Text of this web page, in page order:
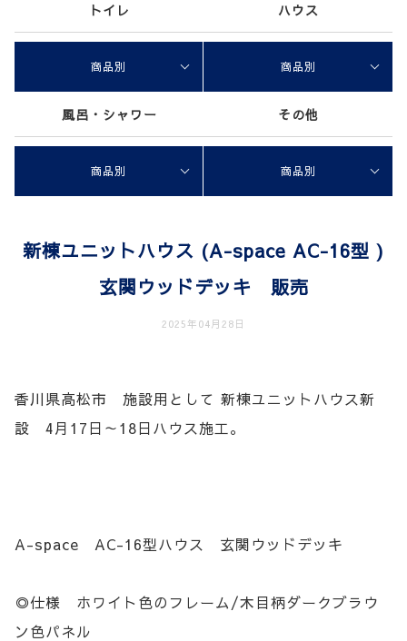
トイレ ハウス
商品別 商品別
風呂・シャワー その他
商品別 商品別
新棟ユニットハウス (A-space AC-16型 )
玄関ウッドデッキ 販売
2025年04月28日
香川県高松市 施設用として 新棟ユニットハウス新
設 4月17日～18日ハウス施工。
A-space AC-16型ハウス 玄関ウッドデッキ
◎仕様 ホワイト色のフレーム/木目柄ダークブラウ
ン色パネル